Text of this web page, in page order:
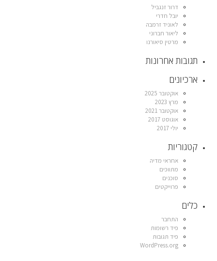
דרור זנגביל
יובל חדרי
לאוניד זרמבה
ליאור חברוני
מרטין סיאורנו
תגובות אחרונות
ארכיונים
אוקטובר 2025
מרץ 2023
אוקטובר 2021
אוגוסט 2017
יולי 2017
קטגוריות
אחראי מדיה
מתווכים
סוכנים
פרוייקטים
כלים
התחבר
פיד רשומות
פיד תגובות
WordPress.org